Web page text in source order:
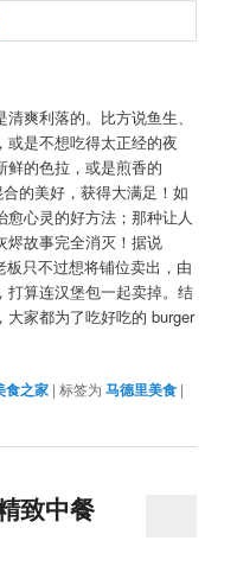
爽利落的。比方说鱼生、
或是不想吃得太正经的夜
鲜的色拉，或是煎香的
的美好，获得大满足！如
心灵的好方法；那种让人
烬故事完全消灭！据说
只不过想将铺位卖出，由
打算连汉堡包一起卖掉。结
家都为了吃好吃的 burger
食之家 |标签为 马德里美食 |
致中餐